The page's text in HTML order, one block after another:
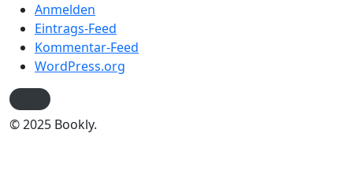
Anmelden
Eintrags-Feed
Kommentar-Feed
WordPress.org
© 2025 Bookly.